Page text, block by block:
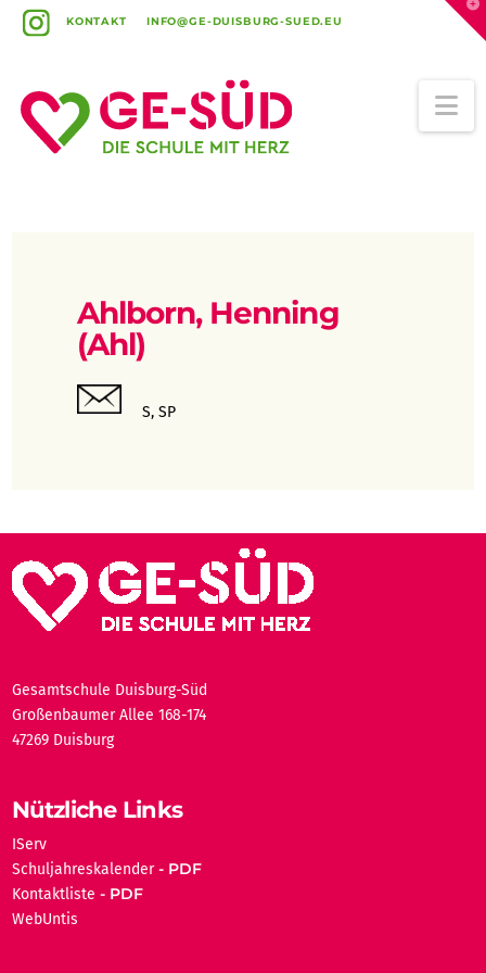
KONTAKT INFO@GE-DUISBURG-SUED.EU
Ahlborn, Henning
(Ahl)
S, SP
Gesamtschule Duisburg-Süd
Großenbaumer Allee 168-174
47269 Duisburg
Nützliche Links
IServ
Schuljahreskalender
Kontaktliste
WebUntis